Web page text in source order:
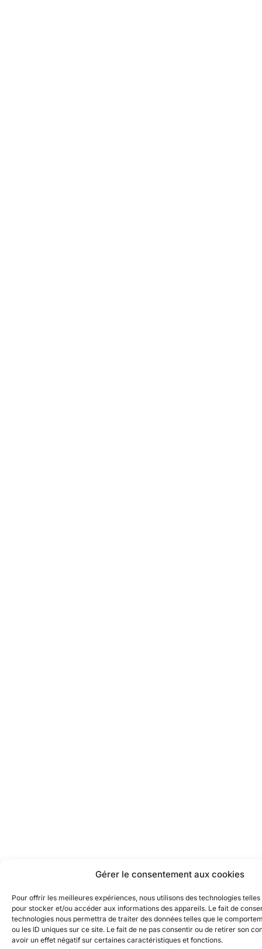
Gérer le consentement aux cookies
Pour offrir les meilleures expériences, nous utilisons des technologies
pour stocker et/ou accéder aux informations des appareils. Le fait de
technologies nous permettra de traiter des données telles que le
ou les ID uniques sur ce site. Le fait de ne pas consentir ou de retirer son
avoir un effet négatif sur certaines caractéristiques et fonctions.